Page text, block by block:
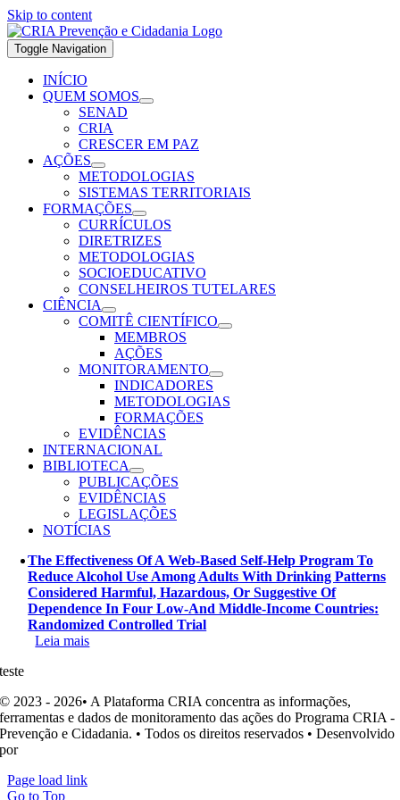
Skip to content
Toggle Navigation
INÍCIO
QUEM SOMOS
SENAD
CRIA
CRESCER EM PAZ
AÇÕES
METODOLOGIAS
SISTEMAS TERRITORIAIS
FORMAÇÕES
CURRÍCULOS
DIRETRIZES
METODOLOGIAS
SOCIOEDUCATIVO
CONSELHEIROS TUTELARES
CIÊNCIA
COMITÊ CIENTÍFICO
MEMBROS
AÇÕES
MONITORAMENTO
INDICADORES
METODOLOGIAS
FORMAÇÕES
EVIDÊNCIAS
INTERNACIONAL
BIBLIOTECA
PUBLICAÇÕES
EVIDÊNCIAS
LEGISLAÇÕES
NOTÍCIAS
The Effectiveness Of A Web-Based Self-Help Program To
Reduce Alcohol Use Among Adults With Drinking Patterns
Considered Harmful, Hazardous, Or Suggestive Of
Dependence In Four Low-And Middle-Income Countries:
Randomized Controlled Trial
Leia mais
teste
© 2023 - 2026• A Plataforma CRIA concentra as informações,
ferramentas e dados de monitoramento das ações do Programa CRIA -
Prevenção e Cidadania. • Todos os direitos reservados • Desenvolvido
por
Page load link
Go to Top